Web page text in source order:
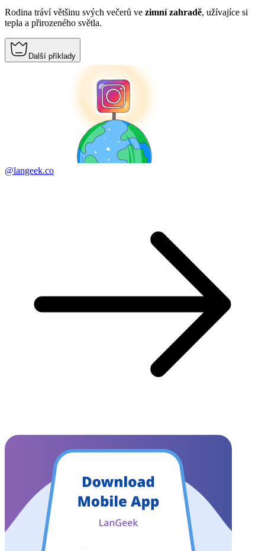
Rodina tráví většinu svých večerů ve zimní zahradě, užívajíce si
tepla a přirozeného světla.
Další příklady
@langeek.co